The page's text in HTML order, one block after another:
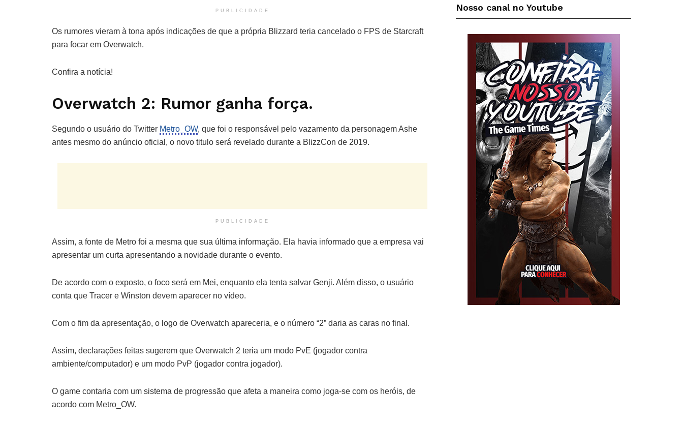
PUBLICIDADE
Os rumores vieram à tona após indicações de que a própria Blizzard teria cancelado o FPS de Starcraft
para focar em Overwatch.
Confira a notícia!
Overwatch 2: Rumor ganha força.
Segundo o usuário do Twitter Metro_OW, que foi o responsável pelo vazamento da personagem Ashe
antes mesmo do anúncio oficial, o novo titulo será revelado durante a BlizzCon de 2019.
PUBLICIDADE
Assim, a fonte de Metro foi a mesma que sua última informação. Ela havia informado que a empresa vai
apresentar um curta apresentando a novidade durante o evento.
De acordo com o exposto, o foco será em Mei, enquanto ela tenta salvar Genji. Além disso, o usuário
conta que Tracer e Winston devem aparecer no vídeo.
Com o fim da apresentação, o logo de Overwatch apareceria, e o número “2” daria as caras no final.
Assim, declarações feitas sugerem que Overwatch 2 teria um modo PvE (jogador contra
ambiente/computador) e um modo PvP (jogador contra jogador).
O game contaria com um sistema de progressão que afeta a maneira como joga-se com os heróis, de
acordo com Metro_OW.
Nosso canal no Youtube